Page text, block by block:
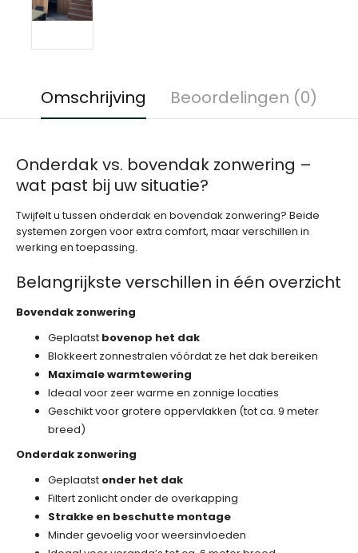
Omschrijving Beoordelingen (0)
Onderdak vs. bovendak zonwering –
wat past bij uw situatie?
Twijfelt u tussen onderdak en bovendak zonwering? Beide
systemen zorgen voor extra comfort, maar verschillen in
werking en toepassing.
Belangrijkste verschillen in één overzicht
Bovendak zonwering
Geplaatst bovenop het dak
Blokkeert zonnestralen vóórdat ze het dak bereiken
Maximale warmtewering
Ideaal voor zeer warme en zonnige locaties
Geschikt voor grotere oppervlakken (tot ca. 9 meter
breed)
Onderdak zonwering
Geplaatst onder het dak
Filtert zonlicht onder de overkapping
Strakke en beschutte montage
Minder gevoelig voor weersinvloeden